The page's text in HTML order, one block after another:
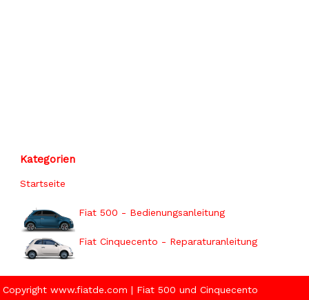
Kategorien
Startseite
Fiat 500 - Bedienungsanleitung
Fiat Cinquecento - Reparaturanleitung
Copyright www.fiatde.com | Fiat 500 und Cinquecento